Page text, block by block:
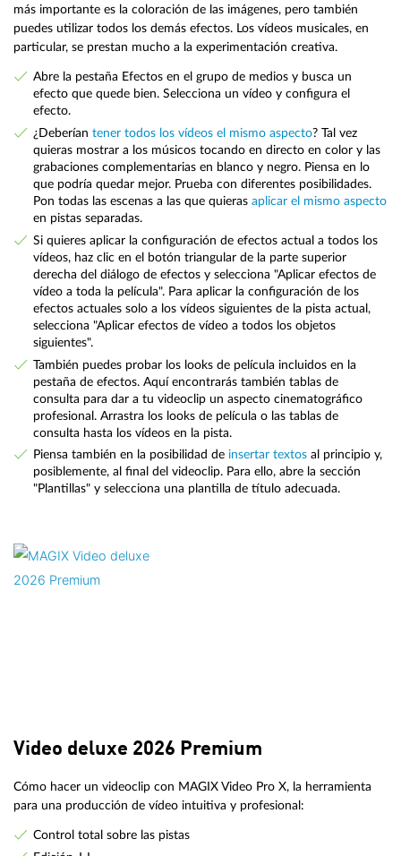
más importante es la coloración de las imágenes, pero también
puedes utilizar todos los demás efectos. Los vídeos musicales, en
particular, se prestan mucho a la experimentación creativa.
Abre la pestaña Efectos en el grupo de medios y busca un
efecto que quede bien. Selecciona un vídeo y configura el
efecto.
¿Deberían tener todos los vídeos el mismo aspecto? Tal vez
quieras mostrar a los músicos tocando en directo en color y las
grabaciones complementarias en blanco y negro. Piensa en lo
que podría quedar mejor. Prueba con diferentes posibilidades.
Pon todas las escenas a las que quieras aplicar el mismo aspecto
en pistas separadas.
Si quieres aplicar la configuración de efectos actual a todos los
vídeos, haz clic en el botón triangular de la parte superior
derecha del diálogo de efectos y selecciona "Aplicar efectos de
vídeo a toda la película". Para aplicar la configuración de los
efectos actuales solo a los vídeos siguientes de la pista actual,
selecciona "Aplicar efectos de vídeo a todos los objetos
siguientes".
También puedes probar los looks de película incluidos en la
pestaña de efectos. Aquí encontrarás también tablas de
consulta para dar a tu videoclip un aspecto cinematográfico
profesional. Arrastra los looks de película o las tablas de
consulta hasta los vídeos en la pista.
Piensa también en la posibilidad de insertar textosal principio y,
posiblemente, al final del videoclip. Para ello, abre la sección
"Plantillas" y selecciona una plantilla de título adecuada.
Video deluxe 2026 Premium
Cómo hacer un videoclip con MAGIX Video Pro X, la herramienta
para una producción de vídeo intuitiva y profesional:
Control total sobre las pistas